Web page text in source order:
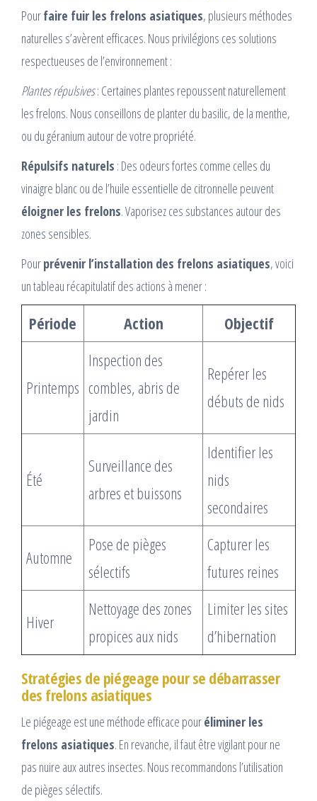
Pourfaire fuir les frelons asiatiques, plusieurs méthodes
naturelles s’avèrent efficaces. Nous privilégions ces solutions
respectueuses de l’environnement :
Plantes répulsives: Certaines plantes repoussent naturellement
les frelons. Nous conseillons de planter du basilic, de la menthe,
ou du géranium autour de votre propriété.
Répulsifs naturels : Des odeurs fortes comme celles du
vinaigre blanc ou de l’huile essentielle de citronnelle peuvent
éloigner les frelons. Vaporisez ces substances autour des
zones sensibles.
Pourprévenir l’installation des frelons asiatiques, voici
un tableau récapitulatif des actions à mener :
Période Action Objectif
Printemps
Inspection des
combles, abris de
jardin
Repérer les
débuts de nids
Été
Surveillance des
arbres et buissons
Identifier les
nids
secondaires
Automne
Pose de pièges
sélectifs
Capturer les
futures reines
Hiver
Nettoyage des zones
propices aux nids
Limiter les sites
d’hibernation
Stratégies de piégeage pour se débarrasser
des frelons asiatiques
Le piégeage est une méthode efficace pouréliminer les
frelons asiatiques. En revanche, il faut être vigilant pour ne
pas nuire aux autres insectes. Nous recommandons l’utilisation
de pièges sélectifs.